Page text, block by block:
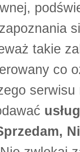
takie
co